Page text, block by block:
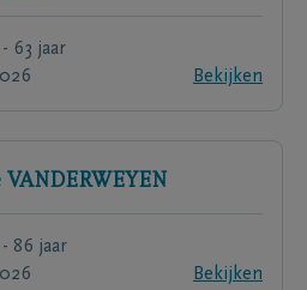
63 jaar
Bekijken
VANDERWEYEN
86 jaar
Bekijken